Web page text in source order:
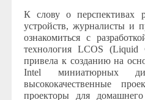
К слову о перспективах
устройств, журналисты и
ознакомиться с
технология LCOS (Liquid
привела к созданию на
Intel миниатюрных
высококачественные
проекторы для